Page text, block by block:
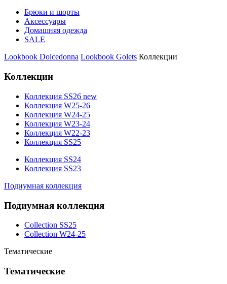
Брюки и шорты
Аксессуары
Домашняя одежда
SALE
Lookbook Dolcedonna Lookbook Golets Коллекции
Коллекции
Коллекция SS26 new
Коллекция W25-26
Коллекция W24-25
Коллекция W23-24
Коллекция W22-23
Коллекция SS25
Коллекция SS24
Коллекция SS23
Подиумная коллекция
Подиумная коллекция
Collection SS25
Collection W24-25
Тематические
Тематические